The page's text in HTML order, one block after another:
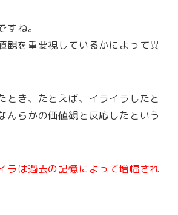
ね。
観を重要視しているかによって異
とき、たとえば、イライラしたと
んらかの価値観と反応したという
ラは過去の記憶によって増幅され